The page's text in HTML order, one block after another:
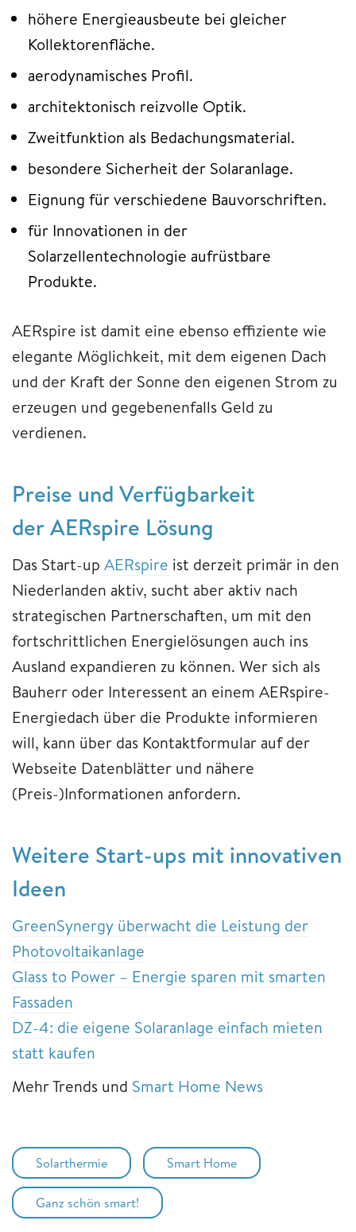
höhere Energieausbeute bei gleicher
Kollektorenfläche.
aerodynamisches Profil.
architektonisch reizvolle Optik.
Zweitfunktion als Bedachungsmaterial.
besondere Sicherheit der Solaranlage.
Eignung für verschiedene Bauvorschriften.
für Innovationen in der
Solarzellentechnologie aufrüstbare
Produkte.
AERspire ist damit eine ebenso effiziente wie
elegante Möglichkeit, mit dem eigenen Dach
und der Kraft der Sonne den eigenen Strom zu
erzeugen und gegebenenfalls Geld zu
verdienen.
Preise und Verfügbarkeit
der AERspire Lösung
Das Start-up AERspire ist derzeit primär in den
Niederlanden aktiv, sucht aber aktiv nach
strategischen Partnerschaften, um mit den
fortschrittlichen Energielösungen auch ins
Ausland expandieren zu können. Wer sich als
Bauherr oder Interessent an einem AERspire-
Energiedach über die Produkte informieren
will, kann über das Kontaktformular auf der
Webseite Datenblätter und nähere
(Preis-)Informationen anfordern.
Weitere Start-ups mit innovativen
Ideen
GreenSynergy überwacht die Leistung der
Photovoltaikanlage
Glass to Power – Energie sparen mit smarten
Fassaden
DZ-4: die eigene Solaranlage einfach mieten
statt kaufen
Mehr Trends und Smart Home News
Solarthermie Smart Home
Ganz schön smart!